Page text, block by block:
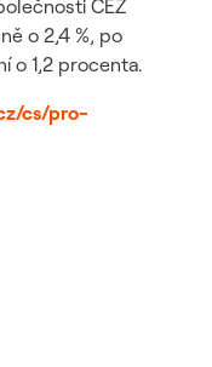
ČEZ
o 2,4 %, po
o 1,2 procenta.
cs/pro-